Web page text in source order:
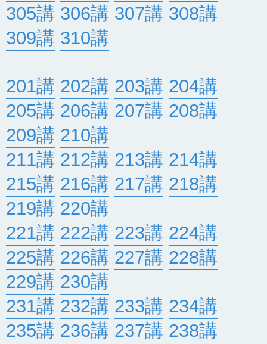
305講 306講 307講 308講
309講 310講
201講 202講 203講 204講
205講 206講 207講 208講
209講 210講
211講 212講 213講 214講
215講 216講 217講 218講
219講 220講
221講 222講 223講 224講
225講 226講 227講 228講
229講 230講
231講 232講 233講 234講
235講 236講 237講 238講